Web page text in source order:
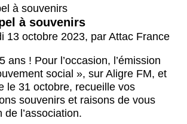
à souvenirs
13 octobre 2023, par Attac France
ans ! Pour l’occasion, l’émission
social », sur Aligre FM, et
le 31 octobre, recueille vos
souvenirs et raisons de vous
l’association.